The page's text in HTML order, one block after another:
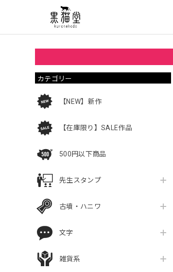
カテゴリー
【NEW】新作
【在庫限り】SALE作品
500円以下商品
先生スタンプ
古墳・ハニワ
文字
雑貨系